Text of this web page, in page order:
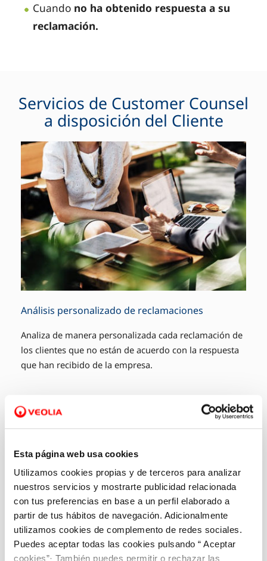
Esta página web usa cookies
Utilizamos cookies propias y de terceros para analizar
nuestros servicios y mostrarte publicidad relacionada
con tus preferencias en base a un perfil elaborado a
partir de tus hábitos de navegación. Adicionalmente
utilizamos cookies de complemento de redes sociales.
Puedes aceptar todas las cookies pulsando “ Aceptar
cookies”· También puedes permitir o rechazar las
Cuando no ha obtenido respuesta a su
reclamación.
Servicios de Customer Counsel
a disposición del Cliente
Análisis personalizado de reclamaciones
Analiza de manera personalizada cada reclamación de
los clientes que no están de acuerdo con la respuesta
que han recibido de la empresa.